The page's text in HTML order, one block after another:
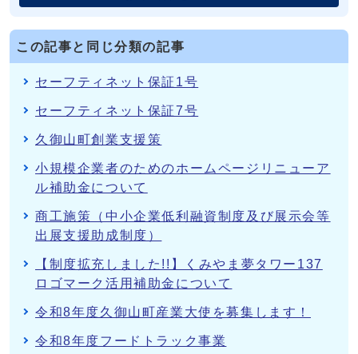
この記事と同じ分類の記事
セーフティネット保証1号
セーフティネット保証7号
久御山町創業支援策
小規模企業者のためのホームページリニューア
ル補助金について
商工施策（中小企業低利融資制度及び展示会等
出展支援助成制度）
【制度拡充しました!!】くみやま夢タワー137
ロゴマーク活用補助金について
令和8年度久御山町産業大使を募集します！
令和8年度フードトラック事業